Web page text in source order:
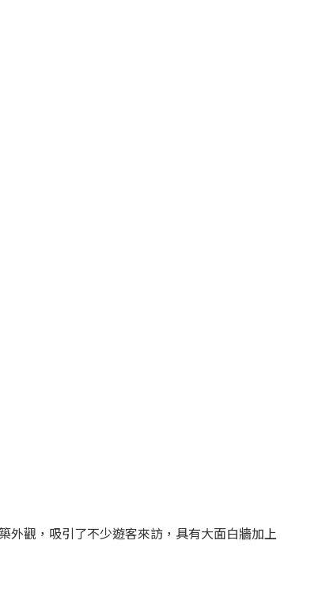
外觀，吸引了不少遊客來訪，具有大面白牆加上